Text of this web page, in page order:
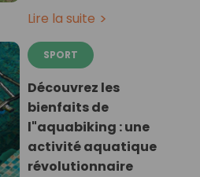
Lire la suite
SPORT
Découvrez les
bienfaits de
l"aquabiking : une
activité aquatique
révolutionnaire